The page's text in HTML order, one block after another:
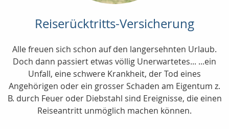
Reiserücktritts-Versicherung
Alle freuen sich schon auf den langersehnten Urlaub.
Doch dann passiert etwas völlig Unerwartetes... ...ein
Unfall, eine schwere Krankheit, der Tod eines
Angehörigen oder ein grosser Schaden am Eigentum z.
B. durch Feuer oder Diebstahl sind Ereignisse, die einen
Reiseantritt unmöglich machen können.